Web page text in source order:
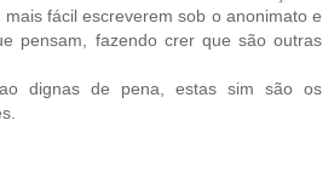
fácil escreverem sob o anonimato e
pensam, fazendo crer que são outras
dignas de pena, estas sim são os